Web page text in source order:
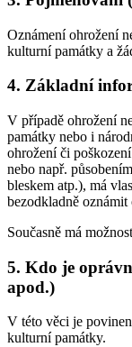
Oznámení ohrožení
kulturní památky a
4. Základní
V případě ohrožení
památky nebo i
ohrožení či
nebo např.
bleskem atp.), má
bezodkladně oznámit
Současně má
5. Kdo je
apod.)
V této věci je
kulturní památky.